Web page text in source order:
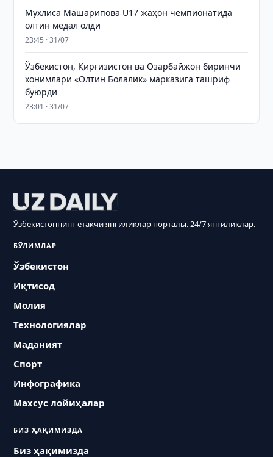
Мухлиса Машарипова U17 жаҳон чемпионатида
олтин медал олди
23:45 · 31/07
Ўзбекистон, Қирғизистон ва Озарбайжон биринчи
хонимлари «Олтин Болалик» марказига ташриф
буюрди
23:01 · 31/07
Ўзбекистоннинг етакчи янгиликлар порталы. 24/7 янгиликлар.
БЎЛИМЛАР
Ўзбекистон
Иқтисод
Молия
Технологиялар
Маданият
Спорт
Инфографика
Махсус лойиҳалар
БИЗ ҲАҚИМИЗДА
Биз ҳақимизда